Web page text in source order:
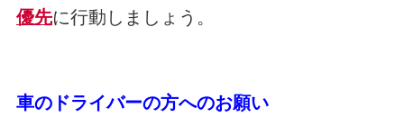
優先に行動しましょう。
車のドライバーの方へのお願い